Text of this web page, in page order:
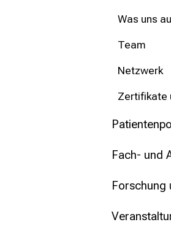
Was uns
Team
Netzwerk
Zertifikate
Fach- und
Forschung